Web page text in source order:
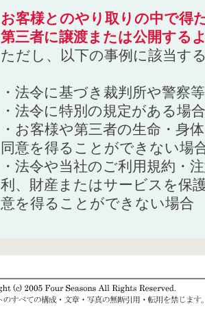
お客様とのやり取りの中で得
第三者に譲渡または公開する
ただし、以下の事例に該当す
・法令に基づき裁判所や警察
・法令に特別の規定がある場合
・お客様や第三者の生命・身
同意を得ることができない場
・法令や当社のご利用規約・
利、財産またはサービスを保
意を得ることができない場合